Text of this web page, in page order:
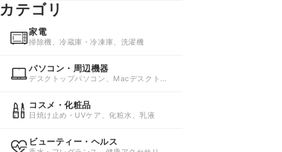
カテゴリ
家電
掃除機、冷蔵庫・冷凍庫、洗濯機
パソコン・周辺機器
デスクトップパソコン、Macデスクトッ
コスメ・化粧品
日焼け止め・UVケア、化粧水、乳液
ビューティー・ヘルス